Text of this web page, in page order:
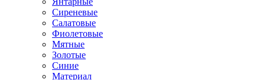
Сиреневые
Салатовые
Фиолетовые
Мятные
Золотые
Синие
Материал